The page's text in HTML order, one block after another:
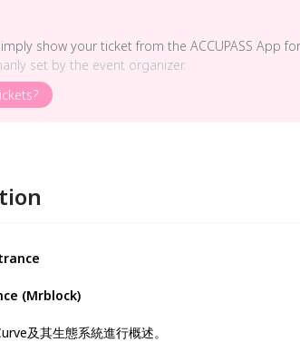
show your ticket from the ACCUPASS App
set by the event organizer.
(Mrblock)
及其生態系統進行概述。